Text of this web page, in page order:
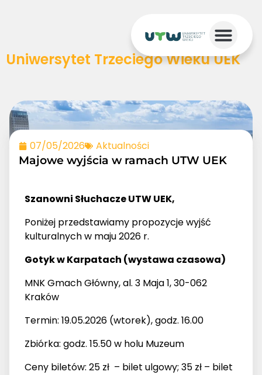
Uniwersytet Trzeciego Wieku UEK
07/05/2026 Aktualności
Majowe wyjścia w ramach UTW UEK
Szanowni Słuchacze UTW UEK,
Poniżej przedstawiamy propozycje wyjść
kulturalnych w maju 2026 r.
Gotyk w Karpatach (wystawa czasowa)
MNK Gmach Główny, al. 3 Maja 1, 30-062
Kraków
Termin: 19.05.2026 (wtorek), godz. 16.00
Zbiórka: godz. 15.50 w holu Muzeum
Ceny biletów: 25 zł – bilet ulgowy; 35 zł – bilet